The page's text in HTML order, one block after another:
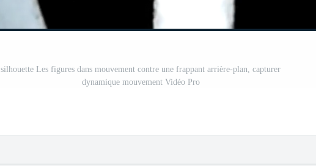
silhouette Les figures dans mouvement contre une frappant arrière-plan, capturer
dynamique mouvement Vidéo Pro